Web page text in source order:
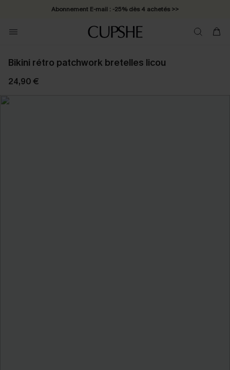
Abonnement E-mail : -25% dès 4 achetés >>
Bikini rétro patchwork bretelles licou
24,90 €